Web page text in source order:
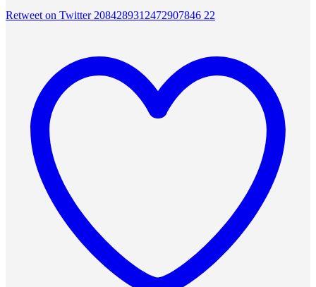
Retweet on Twitter 2084289312472907846 22